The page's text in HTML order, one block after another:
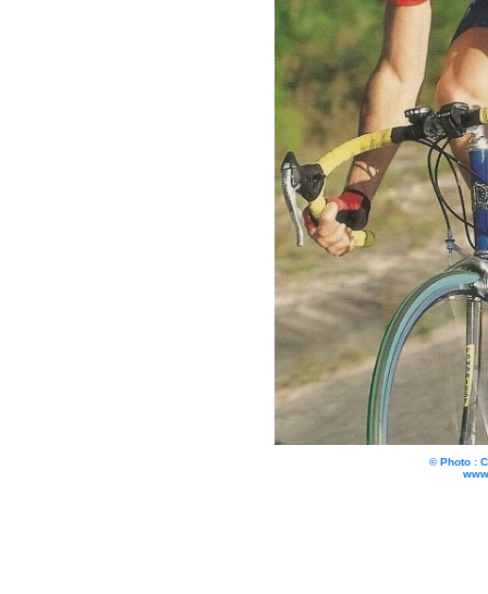
© Photo :